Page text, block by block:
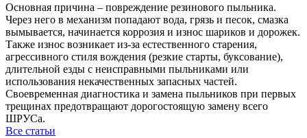
Основная причина – повреждение резинового пыльника.
Через него в механизм попадают вода, грязь и песок, смазка
вымывается, начинается коррозия и износ шариков и дорожек.
Также износ возникает из-за естественного старения,
агрессивного стиля вождения (резкие старты, буксование),
длительной езды с неисправными пыльниками или
использования некачественных запасных частей.
Своевременная диагностика и замена пыльников при первых
трещинах предотвращают дорогостоящую замену всего
ШРУСа.
Все статьи